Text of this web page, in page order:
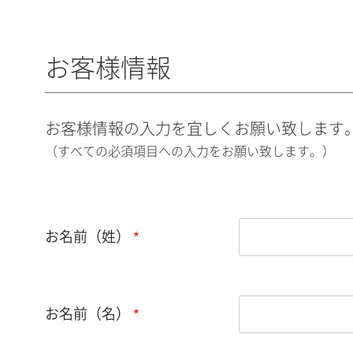
お客様情報
お客様情報の入力を宜しくお願い致します
（すべての必須項目への入力をお願い致します。）
お名前（姓）
お名前（名）